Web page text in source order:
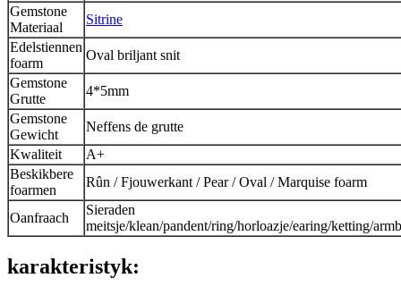
Gemstone
Materiaal
Sitrine
Edelstiennen
foarm
Oval briljant snit
Gemstone
Grutte
4*5mm
Gemstone
Gewicht
Neffens de grutte
Kwaliteit
A+
Beskikbere
foarmen
Rûn / Fjouwerkant / Pear / Oval / Marquise foarm
Oanfraach
Sieraden
meitsje/klean/pandent/ring/horloazje/earing/ketting/
karakteristyk: